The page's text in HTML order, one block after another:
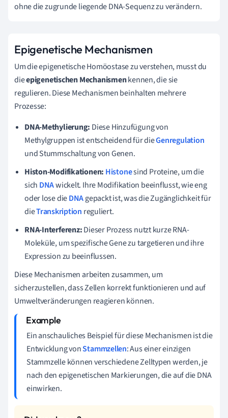
ohne die zugrunde liegende DNA-Sequenz zu verändern.
Epigenetische Mechanismen
Um die epigenetische Homöostase zu verstehen, musst du
dieepigenetischen Mechanismenkennen, die sie
regulieren. Diese Mechanismen beinhalten mehrere
Prozesse:
DNA-Methylierung: Diese Hinzufügung von
Methylgruppen ist entscheidend für dieGenregulation
und Stummschaltung von Genen.
Histon-Modifikationen: Histonesind Proteine, um die
sich DNAwickelt. Ihre Modifikation beeinflusst, wie eng
oder lose dieDNAgepackt ist, was die Zugänglichkeit für
dieTranskription reguliert.
RNA-Interferenz:Dieser Prozess nutzt kurze RNA-
Moleküle, um spezifische Gene zu targetieren und ihre
Expression zu beeinflussen.
Diese Mechanismen arbeiten zusammen, um
sicherzustellen, dass Zellen korrekt funktionieren und auf
Umweltveränderungen reagieren können.
Ein anschauliches Beispiel für diese Mechanismen ist die
Entwicklung vonStammzellen: Aus einer einzigen
Stammzelle können verschiedene Zelltypen werden, je
nach den epigenetischen Markierungen, die auf die DNA
einwirken.